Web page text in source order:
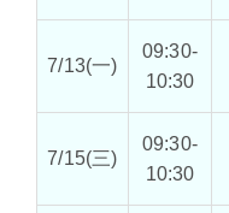
7/13(一)
09:30-
10:30
7/15(三)
09:30-
10:30